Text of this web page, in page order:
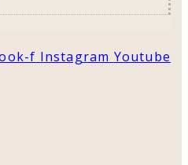
f Instagram Youtube